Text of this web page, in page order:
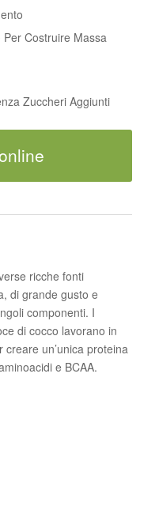
Costruire Massa
Zuccheri Aggiunti
ricche fonti
di grande gusto e
componenti. I
di cocco lavorano in
un’unica proteina
e BCAA.